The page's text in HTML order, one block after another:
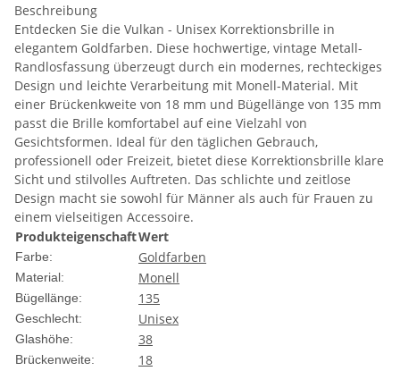
Beschreibung
Entdecken Sie die Vulkan - Unisex Korrektionsbrille in
elegantem Goldfarben. Diese hochwertige, vintage Metall-
Randlosfassung überzeugt durch ein modernes, rechteckiges
Design und leichte Verarbeitung mit Monell-Material. Mit
einer Brückenkweite von 18 mm und Bügellänge von 135 mm
passt die Brille komfortabel auf eine Vielzahl von
Gesichtsformen. Ideal für den täglichen Gebrauch,
professionell oder Freizeit, bietet diese Korrektionsbrille klare
Sicht und stilvolles Auftreten. Das schlichte und zeitlose
Design macht sie sowohl für Männer als auch für Frauen zu
einem vielseitigen Accessoire.
ProdukteigenschaftWert
Farbe: Goldfarben
Material: Monell
Bügellänge: 135
Geschlecht: Unisex
Glashöhe: 38
Brückenweite: 18